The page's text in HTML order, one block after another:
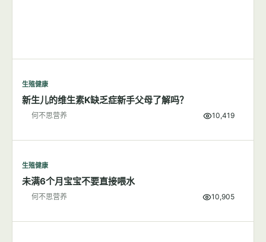
生殖健康
新生儿的维生素K缺乏症新手父母了解吗？
何不思营养 10,419
生殖健康
未满6个月宝宝不要直接喂水
何不思营养 10,905